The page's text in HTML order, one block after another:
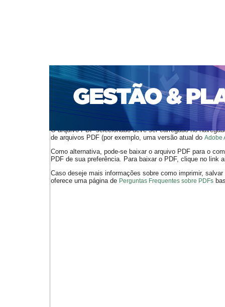
CAPA SOBRE ACESSO CADASTRO
PORTAL DE REVISTAS DA UNIFACS
SUBMISSÕES
PARA SUBMISSÃO DE ARTIGOS
TUTORIAL PARA
Capa Teixeira
O arquivo PDF selecionado deve ser carregado no
de arquivos PDF (por exemplo, uma versão atual do Adobe
Como alternativa, pode-se baixar o arquivo PDF para o
PDF de sua preferência. Para baixar o PDF, clique no link
Caso deseje mais informações sobre como imprimir,
oferece uma página de Perguntas Frequentes sobre PDFs